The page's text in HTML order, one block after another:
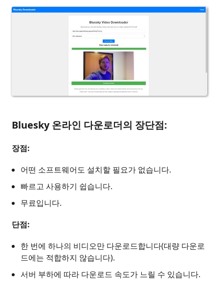
Bluesky 온라인 다운로더의 장단점:
장점:
어떤 소프트웨어도 설치할 필요가 없습니다.
빠르고 사용하기 쉽습니다.
무료입니다.
단점:
한 번에 하나의 비디오만 다운로드합니다(대량 다운로
드에는 적합하지 않습니다).
서버 부하에 따라 다운로드 속도가 느릴 수 있습니다.